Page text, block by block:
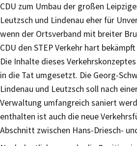
CDU zum Umbau der großen
Leutzsch und Lindenau eher für
wenn der Ortsverband mit breiter
CDU den STEP Verkehr hart
Die Inhalte dieses
in die Tat umgesetzt. Die Georg-
Lindenau und Leutzsch soll nach
Verwaltung umfangreich saniert
enthalten ist auch die neue
Abschnitt zwischen Hans-Driesch-